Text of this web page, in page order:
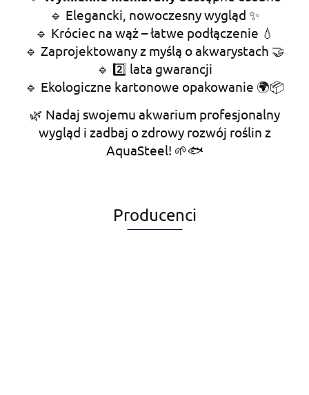
🔹 Elegancki, nowoczesny wygląd ✨
🔹 Króciec na wąż – łatwe podłączenie 💧
🔹 Zaprojektowany z myślą o akwarystach 🤝
🔹 2️⃣ lata gwarancji
🔹 Ekologiczne kartonowe opakowanie 🌍📦
🌿 Nadaj swojemu akwarium profesjonalny
wygląd i zadbaj o zdrowy rozwój roślin z
AquaSteel! 🌱🐟
Producenci